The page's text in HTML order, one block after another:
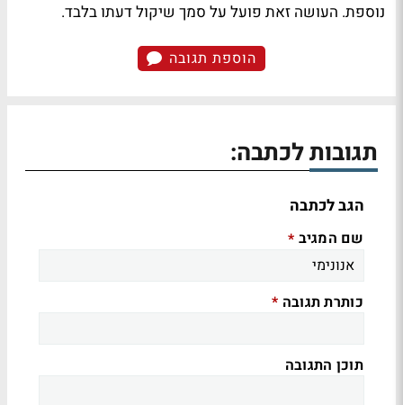
נוספת. העושה זאת פועל על סמך שיקול דעתו בלבד.
הוספת תגובה
תגובות לכתבה:
הגב לכתבה
שם המגיב *
כותרת תגובה *
תוכן התגובה